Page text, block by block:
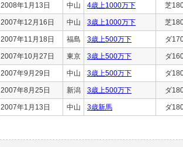
2008年1月13日 中山 4歳上1000万下 芝
2007年12月16日 中山 3歳上1000万下 芝
2007年11月18日 福島 3歳上500万下 ダ
2007年10月27日 東京 3歳上500万下 ダ
2007年9月29日 中山 3歳上500万下 ダ
2007年8月25日 新潟 3歳上500万下 ダ
2007年1月13日 中山 3歳新馬 ダ